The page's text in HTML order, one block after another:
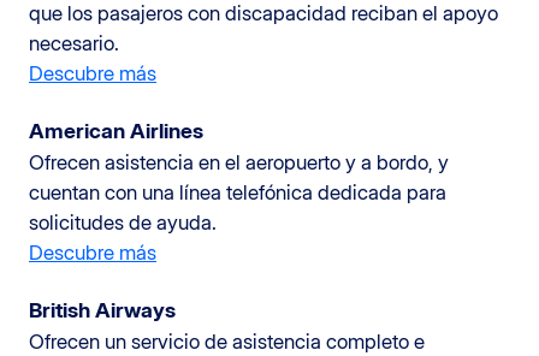
que los pasajeros con discapacidad reciban el apoyo
necesario.
Descubre más
American Airlines
Ofrecen asistencia en el aeropuerto y a bordo, y
cuentan con una línea telefónica dedicada para
solicitudes de ayuda.
Descubre más
British Airways
Ofrecen un servicio de asistencia completo e